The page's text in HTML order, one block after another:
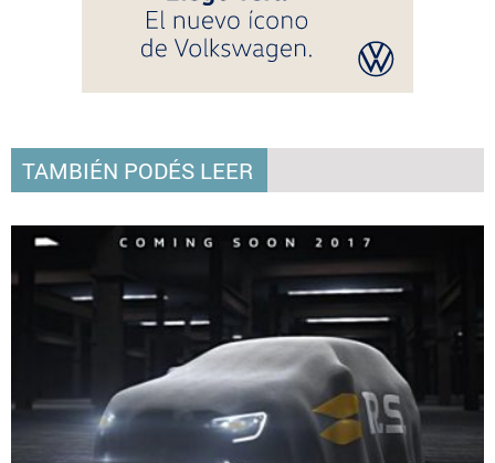
TAMBIÉN PODÉS LEER